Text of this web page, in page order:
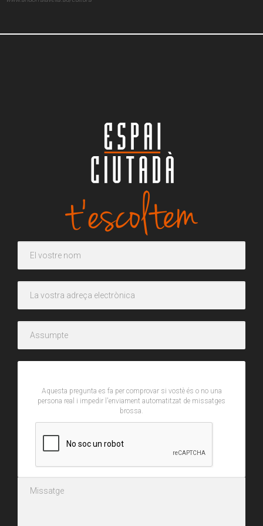
Aquesta pregunta es fa per comprovar si vostè és o no una
persona real i impedir l'enviament automatitzat de missatges
brossa.